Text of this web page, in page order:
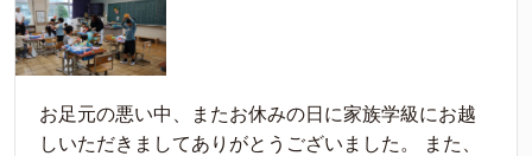
お足元の悪い中、またお休みの日に家族学級にお越
しいただきましてありがとうございました。 また、